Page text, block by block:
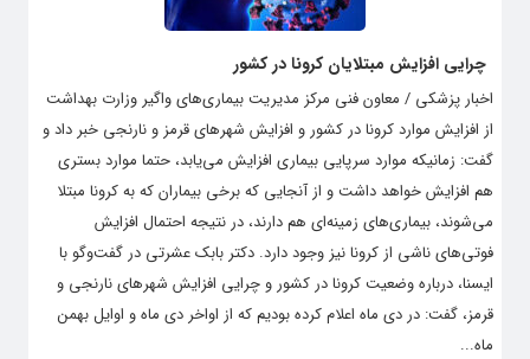
چرایی افزایش مبتلایان کرونا در کشور
اخبار پزشکی / معاون فنی مرکز مدیریت بیماری‌های واگیر وزارت بهداشت
از افزایش موارد کرونا در کشور و افزایش شهرهای قرمز و نارنجی خبر داد و
گفت: زمانیکه موارد سرپایی‌ بیماری افزایش می‌یابد، حتما موارد بستری
هم افزایش خواهد داشت و از آنجایی که برخی بیماران که به کرونا مبتلا
می‌شوند، بیماری‌های زمینه‌ای هم دارند، در نتیجه احتمال افزایش
فوتی‌های ناشی از کرونا نیز وجود دارد. دکتر بابک عشرتی در گفت‌وگو با
ایسنا، درباره وضعیت کرونا در کشور و چرایی افزایش شهرهای نارنجی و
قرمز، گفت: در دی ماه اعلام کرده بودیم که از اواخر دی ماه و اوایل بهمن
ماه...